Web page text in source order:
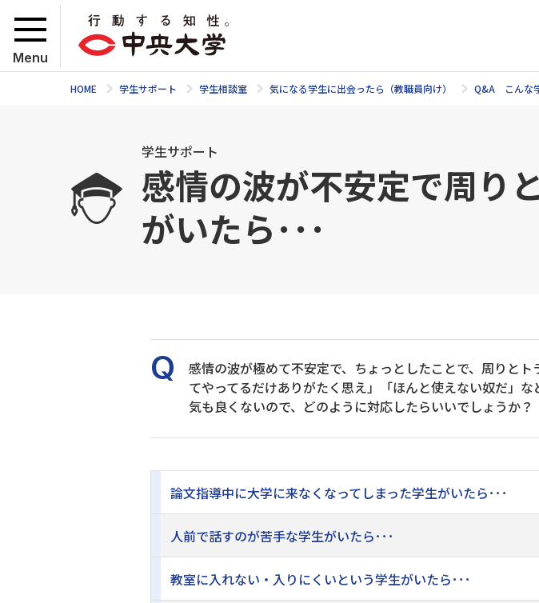
Menu
HOME 学生サポート 学生相談室 気になる学生に出会ったら（教職員向け） Q&A こんな
学生サポート
感情の波が不安定で周り
がいたら･･･
感情の波が極めて不安定で、ちょっとしたことで、周りと
てやってるだけありがたく思え」「ほんと使えない奴だ」
気も良くないので、どのように対応したらいいでしょうか？
論文指導中に大学に来なくなってしまった学生がいたら･･･
人前で話すのが苦手な学生がいたら･･･
教室に入れない・入りにくいという学生がいたら･･･